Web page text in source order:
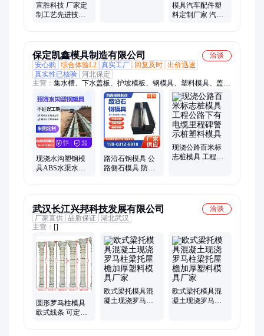
宣胜科技 厂家定
制工艺先进技术
模具汽车配件塑
料定制厂家 汽车
保定凯鑫模具制造有限公司
洽谈
安心购
综合体验L2 真实工厂 回复及时 出价迅速
真实性已核验 河北保定
主营： 集水槽、下水盖板、护坡模板、钢模具、塑料模具、盖板
模具、护坡模具、电缆槽模具、收费岛模具、六角砖模具、路平
石模具、排水沟模具、塑料遮板模具、预制路边石模具、预制水
泥房模具、铁路路基护坡、风机基础钢模板
现浇水沟塑钢模
具ABS水渠水槽
路沿石钢模具 公
路侧石模具 防撞
现浇公路百米标
志桩模具 工程公
武汉长江兴邦科技发展有限公司
洽谈
厂家直供 品质保证 湖北武汉
主营： []
圆形罗马柱模具
欧式线条 可定做
欧式梁托模具混
凝土现浇罗马柱
欧式梁托模具混
凝土现浇罗马柱